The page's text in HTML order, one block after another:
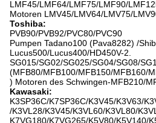
LMF45/LMF64/LMF75/LMF90/
Motoren LMV45/LMV64/LMV75/
Toshiba:
PVB90/PVB92/PVC80/PVC90
Pumpen Tadano100 (Pava8282) /
Lucus500/Lucus400/HD450V-2.
SG015/SG02/SG025/SG04/SG08/
(MFB80/MFB100/MFB150/MFB160/
) Motoren des Schwingen-MFB210/
Kawasaki:
K3SP36C/K7SP36C/K3V45/K3V63/
/K3VL28/K3V45/K3VL60/K3VL80/
K7VG180/K7VG265/K5V80/K5V140/